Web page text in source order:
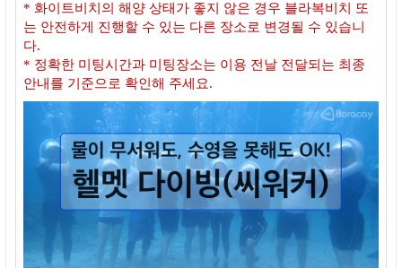
* 화이트비치의 해양 상태가 좋지 않은 경우 블라복비치 또
는 안전하게 진행할 수 있는 다른 장소로 변경될 수 있습니
다.
* 정확한 미팅시간과 미팅장소는 이용 전날 전달되는 최종
안내를 기준으로 확인해 주세요.